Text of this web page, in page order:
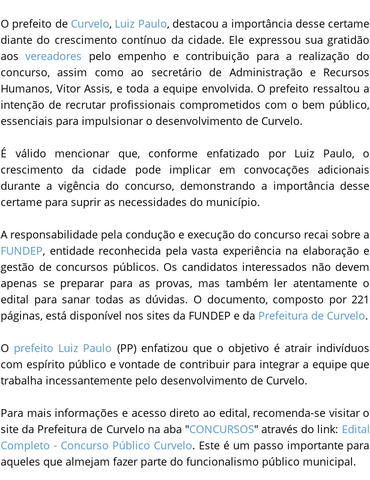
O prefeito de Curvelo, Luiz Paulo, destacou a importância desse certame
diante do crescimento contínuo da cidade. Ele expressou sua gratidão
aosvereadores pelo empenho e contribuição para a realização do
concurso, assim como ao secretário de Administração e Recursos
Humanos, Vitor Assis, e toda a equipe envolvida. O prefeito ressaltou a
intenção de recrutar profissionais comprometidos com o bem público,
essenciais para impulsionar o desenvolvimento de Curvelo.
É válido mencionar que, conforme enfatizado por Luiz Paulo, o
crescimento da cidade pode implicar em convocações adicionais
durante a vigência do concurso, demonstrando a importância desse
certame para suprir as necessidades do município.
A responsabilidade pela condução e execução do concurso recai sobre a
FUNDEP, entidade reconhecida pela vasta experiência na elaboração e
gestão de concursos públicos. Os candidatos interessados não devem
apenas se preparar para as provas, mas também ler atentamente o
edital para sanar todas as dúvidas. O documento, composto por 221
páginas, está disponível nos sites da FUNDEP e da Prefeitura de Curvelo.
O prefeito Luiz Paulo (PP) enfatizou que o objetivo é atrair indivíduos
com espírito público e vontade de contribuir para integrar a equipe que
trabalha incessantemente pelo desenvolvimento de Curvelo.
Para mais informações e acesso direto ao edital, recomenda-se visitar o
site da Prefeitura de Curvelo na aba "CONCURSOS" através do link: Edital
Completo - Concurso Público Curvelo. Este é um passo importante para
aqueles que almejam fazer parte do funcionalismo público municipal.